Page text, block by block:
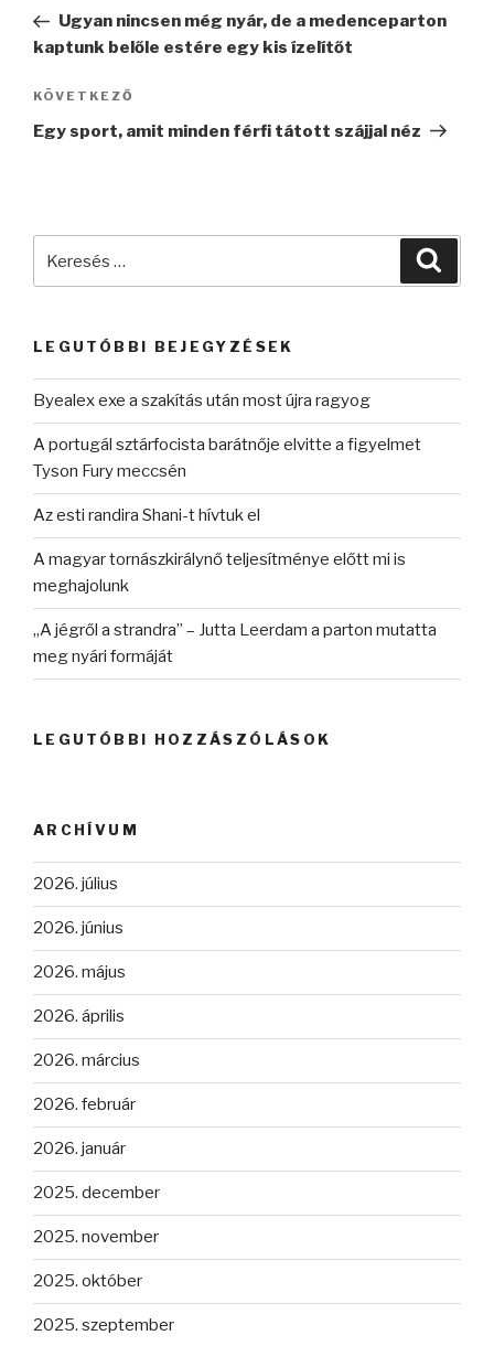
bejegyzés
Ugyan nincsen még nyár, de a medenceparton
kaptunk belőle estére egy kis ízelítőt
Következő
bejegyzés
KÖVETKEZŐ
Egy sport, amit minden férfi tátott szájjal néz
LEGUTÓBBI BEJEGYZÉSEK
Byealex exe a szakítás után most újra ragyog
A portugál sztárfocista barátnője elvitte a figyelmet
Tyson Fury meccsén
Az esti randira Shani-t hívtuk el
A magyar tornászkirálynő teljesítménye előtt mi is
meghajolunk
„A jégről a strandra” – Jutta Leerdam a parton mutatta
meg nyári formáját
LEGUTÓBBI HOZZÁSZÓLÁSOK
ARCHÍVUM
2026. július
2026. június
2026. május
2026. április
2026. március
2026. február
2026. január
2025. december
2025. november
2025. október
2025. szeptember